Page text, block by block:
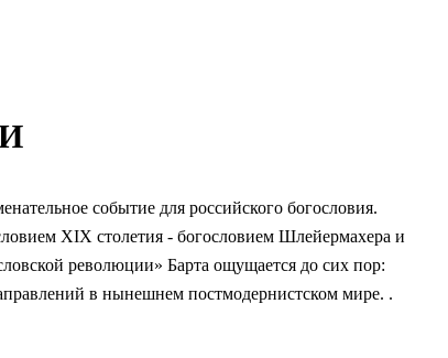
событие для российского богословия.
XIX столетия - богословием Шлейермахера и
революции» Барта ощущается до сих пор:
в нынешнем постмодернистском мире. .